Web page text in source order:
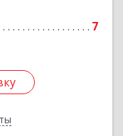
7
Подробнее